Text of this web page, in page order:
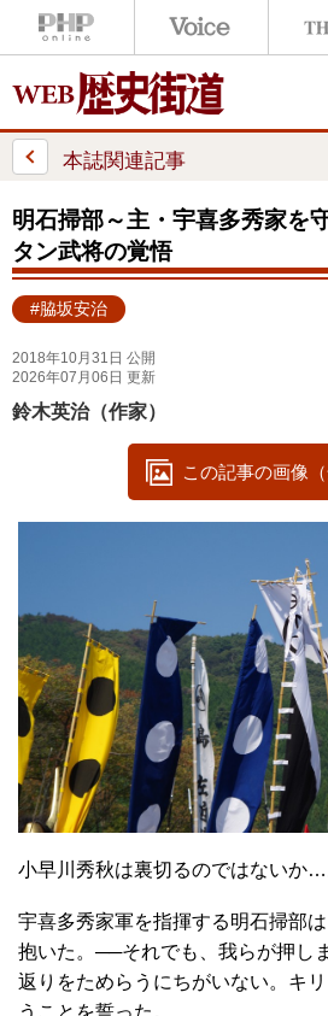
本誌関連記事
明石掃部～主・宇喜多秀家を
タン武将の覚悟
#脇坂安治
2018年10月31日 公開
2026年07月06日 更新
鈴木英治（作家）
この記事の画像（
小早川秀秋は裏切るのではないか…
宇喜多秀家軍を指揮する明石掃部
抱いた。──それでも、我らが押し
返りをためらうにちがいない。キ
うことを誓った。